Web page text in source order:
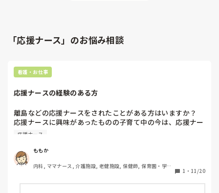
「応援ナース」のお悩み相談
看護・お仕事
応援ナースの経験のある方
離島などの応援ナースをされたことがある方はいますか？
応援ナースに興味があったものの子育て中の今は、応援ナー
スとして働けないなーと思っていて、皆さんの応援ナースの
どんなお話でも良いのでよろしくお願いします☺️
応援ナース
ももか
内科, ママナース, 介護施設, 老健施設, 保健師, 保育園・学校,
1 ・ 11/20